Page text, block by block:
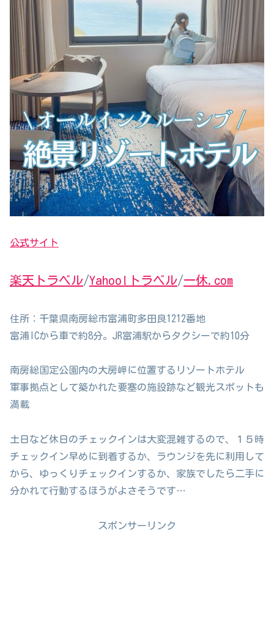
公式サイト
楽天トラベル/Yahoo!トラベル/一休.com
住所：千葉県南房総市富浦町多田良1212番地
富浦ICから車で約8分。JR富浦駅からタクシーで約10分
南房総国定公園内の大房岬に位置するリゾートホテル
軍事拠点として築かれた要塞の施設跡など観光スポットも
満載
土日など休日のチェックインは大変混雑するので、１５時
チェックイン早めに到着するか、ラウンジを先に利用して
から、ゆっくりチェックインするか、家族でしたら二手に
分かれて行動するほうがよさそうです…
スポンサーリンク